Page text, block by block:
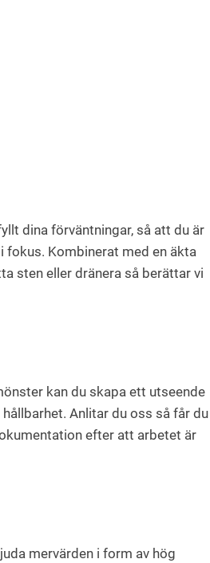
dina förväntningar, så att du är
fokus. Kombinerat med en äkta
sten eller dränera så berättar vi
kan du skapa ett utseende
Anlitar du oss så får du
efter att arbetet är
mervärden i form av hög